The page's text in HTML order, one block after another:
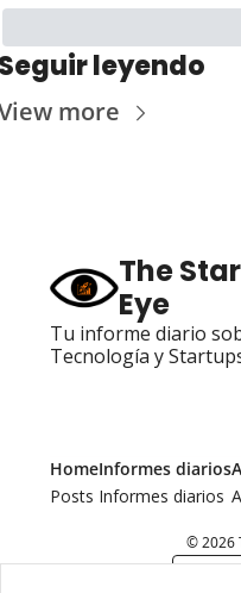
leyendo
more
The
Eye
Tu informe diario
Tecnología y
Home
Posts
Informes diarios
Informes diarios
© 2026